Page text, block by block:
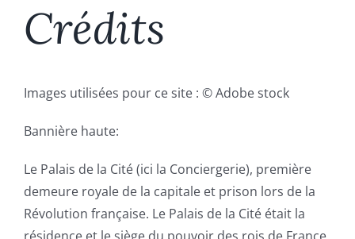
Création d’entreprise
Fonds de commerce
Baux commerciaux
Crédits
Images utilisées pour ce site : © Adobe stock
Bannière haute:
Le Palais de la Cité (ici la Conciergerie), première
demeure royale de la capitale et prison lors de la
Révolution française. Le Palais de la Cité était la